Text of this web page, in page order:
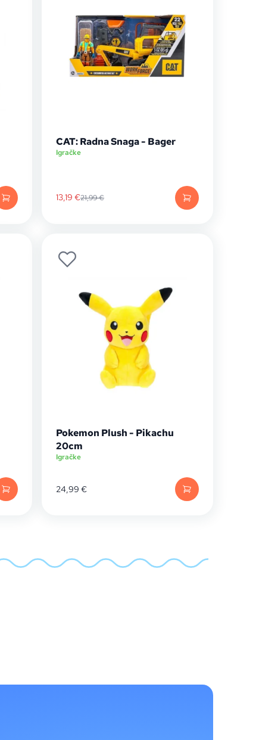
CAT: Radna Snaga - Bager
Igračke
13,19 €21,99€
Pokemon Plush - Pikachu
20cm
Igračke
24,99 €